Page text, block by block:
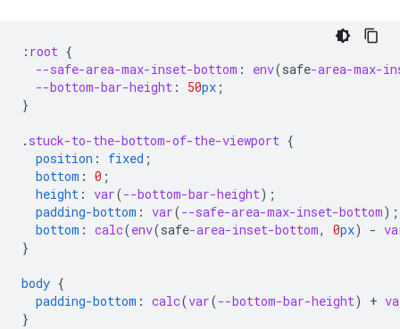
: root {
--safe-area-max-inset-bottom : env(safe-area-max-
--bottom-bar-height : 50px ;
}
. stuck-to-the-bottom-of-the-viewport {
position : fixed ;
bottom : 0 ;
height : var(--bottom-bar-height);
padding-bottom : var(--safe-area-max-inset-bottom);
bottom : calc(env(safe-area-inset-bottom, 0px) -
}
body {
padding-bottom : calc(var(--bottom-bar-height) +
}